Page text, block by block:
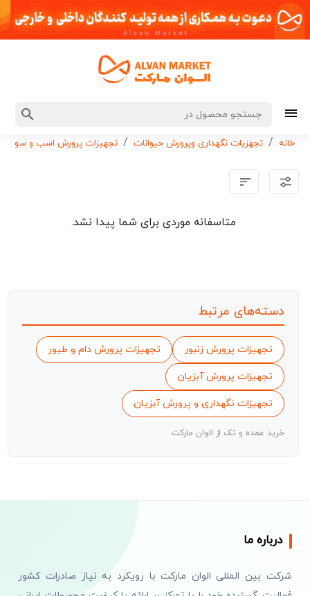
خانه تجهزیات نگهداری وپرورش حیوانات تجهیزات پرورش اسب و
متاسفانه موردی برای شما پیدا نشد.
دسته‌های مرتبط
تجهیزات پرورش زنبور تجهیزات پرورش دام و طیور
تجهیزات پرورش آبزیان
تجهیزات نگهداری و پرورش آبزیان
خرید عمده و تک از الوان مارکت
درباره ما
شرکت بین المللی الوان مارکت با رویکرد به نیاز صادرات کشور